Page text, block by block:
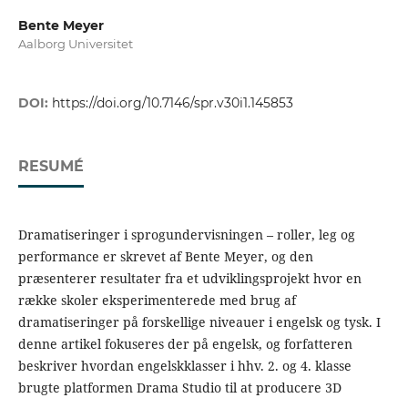
Bente Meyer
Aalborg Universitet
DOI: https://doi.org/10.7146/spr.v30i1.145853
RESUMÉ
Dramatiseringer i sprogundervisningen – roller, leg og
performance er skrevet af Bente Meyer, og den
præsenterer resultater fra et udviklingsprojekt hvor en
række skoler eksperimenterede med brug af
dramatiseringer på forskellige niveauer i engelsk og tysk. I
denne artikel fokuseres der på engelsk, og forfatteren
beskriver hvordan engelskklasser i hhv. 2. og 4. klasse
brugte platformen Drama Studio til at producere 3D